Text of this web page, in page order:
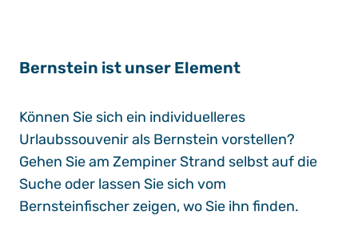
Bernstein ist unser Element
Können Sie sich ein individuelleres
Urlaubssouvenir als Bernstein vorstellen?
Gehen Sie am Zempiner Strand selbst auf die
Suche oder lassen Sie sich vom
Bernsteinfischer zeigen, wo Sie ihn finden.